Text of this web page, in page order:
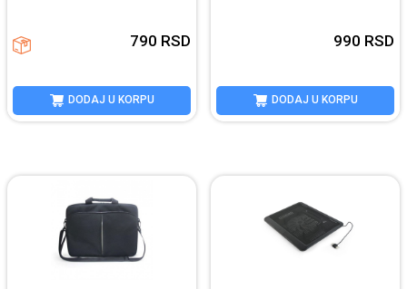
790 RSD
DODAJ U KORPU
990 RSD
DODAJ U KORPU